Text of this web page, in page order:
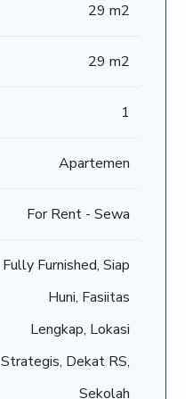
29 m2
29 m2
1
Apartemen
For Rent - Sewa
Fully Furnished, Siap
Huni, Fasiitas
Lengkap, Lokasi
Strategis, Dekat RS,
Sekolah